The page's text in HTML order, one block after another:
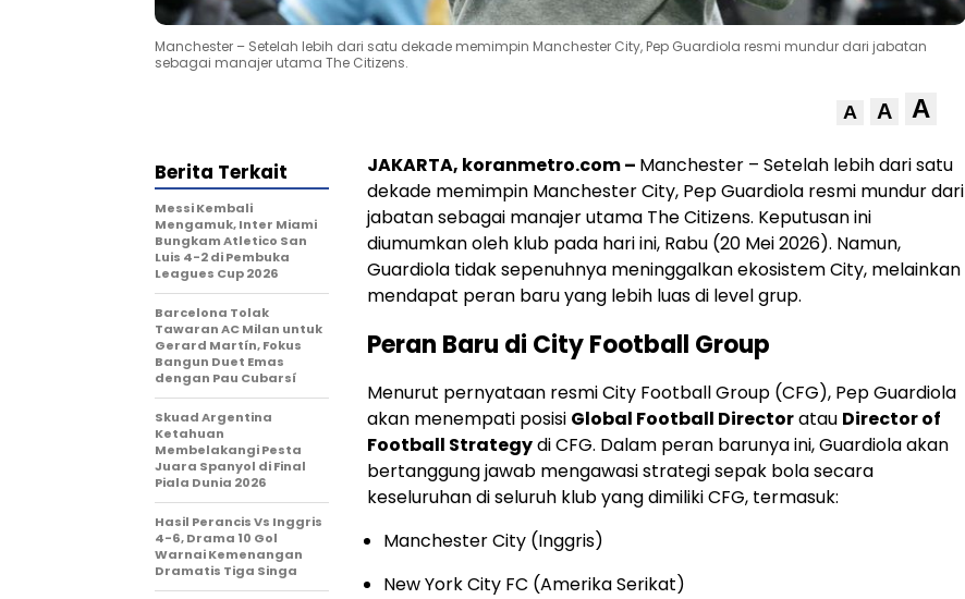
Manchester – Setelah lebih dari satu dekade memimpin Manchester City, Pep Guardiola resmi mundur dari jabatan
sebagai manajer utama The Citizens.
A A A
JAKARTA, koranmetro.com – Manchester – Setelah lebih dari satu
dekade memimpin Manchester City, Pep Guardiola resmi mundur dari
jabatan sebagai manajer utama The Citizens. Keputusan ini
diumumkan oleh klub pada hari ini, Rabu (20 Mei 2026). Namun,
Guardiola tidak sepenuhnya meninggalkan ekosistem City, melainkan
mendapat peran baru yang lebih luas di level grup.
Peran Baru di City Football Group
Menurut pernyataan resmi City Football Group (CFG), Pep Guardiola
akan menempati posisi Global Football Directoratau Director of
Football Strategydi CFG. Dalam peran barunya ini, Guardiola akan
bertanggung jawab mengawasi strategi sepak bola secara
keseluruhan di seluruh klub yang dimiliki CFG, termasuk:
Manchester City (Inggris)
New York City FC (Amerika Serikat)
Berita Terkait
Messi Kembali
Mengamuk, Inter Miami
Bungkam Atletico San
Luis 4-2 di Pembuka
Leagues Cup 2026
Barcelona Tolak
Tawaran AC Milan untuk
Gerard Martín, Fokus
Bangun Duet Emas
dengan Pau Cubarsí
Skuad Argentina
Ketahuan
Membelakangi Pesta
Juara Spanyol di Final
Piala Dunia 2026
Hasil Perancis Vs Inggris
4-6, Drama 10 Gol
Warnai Kemenangan
Dramatis Tiga Singa